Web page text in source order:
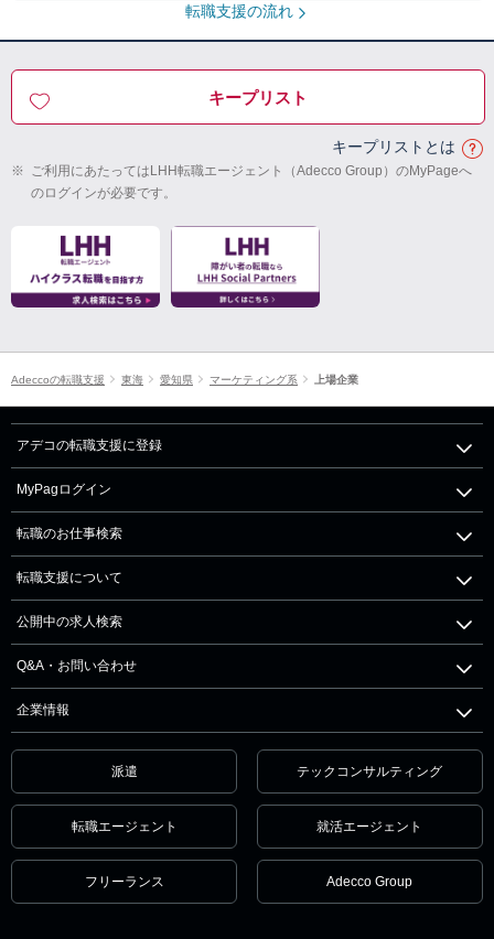
転職支援の流れ
キープリスト
キープリストとは
※ ご利用にあたってはLHH転職エージェント（Adecco Group）のMyPageへ
のログインが必要です。
Adeccoの転職支援 東海 愛知県 マーケティング系 上場企業
アデコの転職支援に登録
MyPagログイン
転職のお仕事検索
転職支援について
公開中の求人検索
Q&A・お問い合わせ
企業情報
派遣 テックコンサルティング
転職エージェント 就活エージェント
フリーランス Adecco Group